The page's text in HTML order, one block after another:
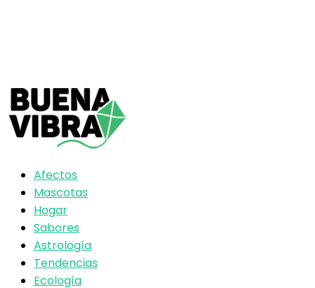
Afectos
Mascotas
Hogar
Sabores
Astrología
Tendencias
Ecología